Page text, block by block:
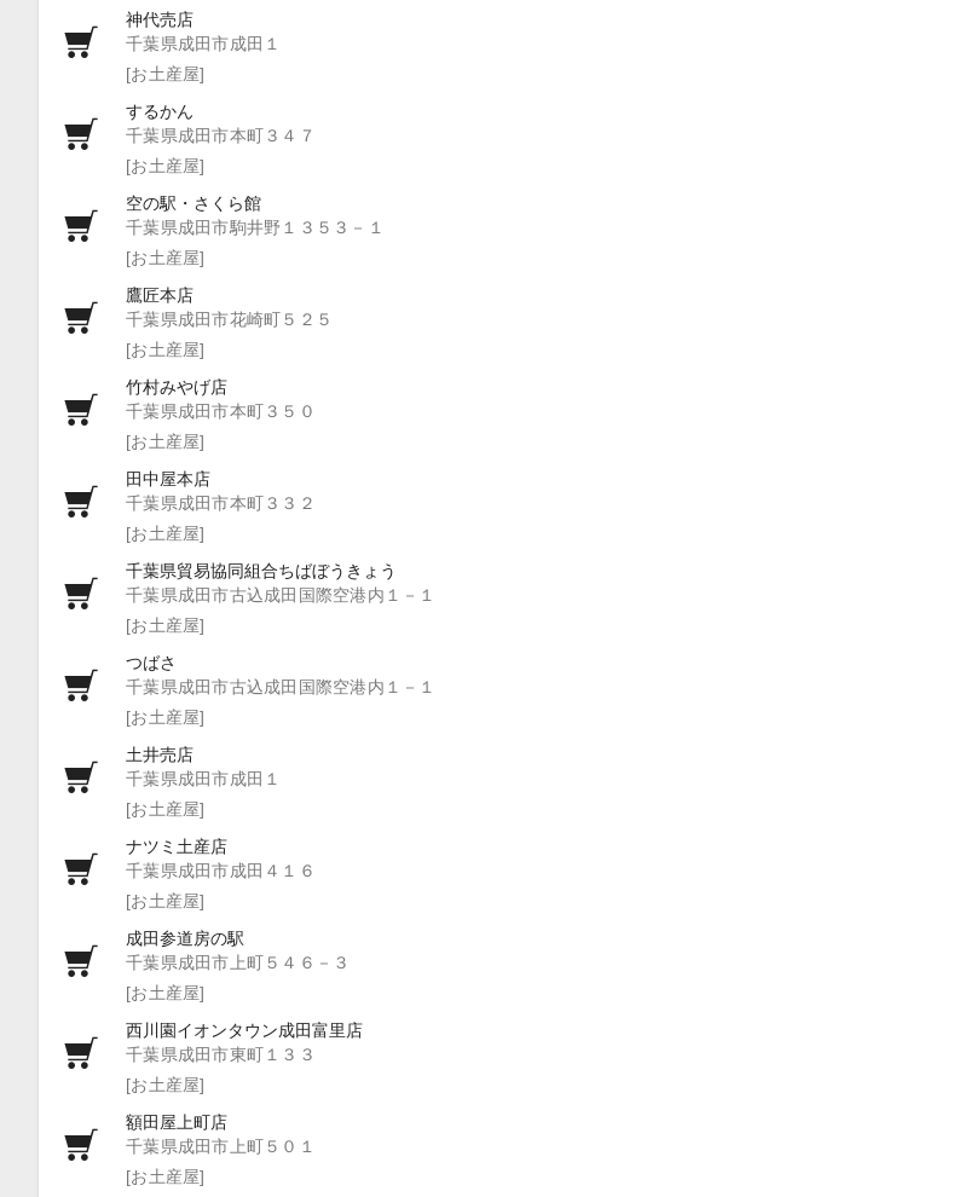
神代売店
千葉県成田市成田１
[お土産屋]
するかん
千葉県成田市本町３４７
[お土産屋]
空の駅・さくら館
千葉県成田市駒井野１３５３－１
[お土産屋]
鷹匠本店
千葉県成田市花崎町５２５
[お土産屋]
竹村みやげ店
千葉県成田市本町３５０
[お土産屋]
田中屋本店
千葉県成田市本町３３２
[お土産屋]
千葉県貿易協同組合ちばぼうきょう
千葉県成田市古込成田国際空港内１－１
[お土産屋]
つばさ
千葉県成田市古込成田国際空港内１－１
[お土産屋]
土井売店
千葉県成田市成田１
[お土産屋]
ナツミ土産店
千葉県成田市成田４１６
[お土産屋]
成田参道房の駅
千葉県成田市上町５４６－３
[お土産屋]
西川園イオンタウン成田富里店
千葉県成田市東町１３３
[お土産屋]
額田屋上町店
千葉県成田市上町５０１
[お土産屋]